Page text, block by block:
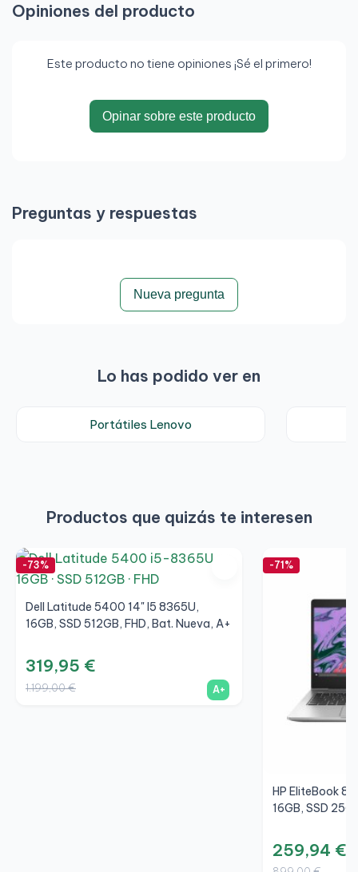
Opiniones del producto
Este producto no tiene opiniones ¡Sé el primero!
Opinar sobre este producto
Preguntas y respuestas
Nueva pregunta
Lo has podido ver en
Portátiles Lenovo
Productos que quizás te interesen
-73%
Dell Latitude 5400 14" I5 8365U,
16GB, SSD 512GB, FHD, Bat. Nueva, A+
319,95 €
1.199,00 € A+
-71%
HP EliteBook
16GB, SSD
259,94 €